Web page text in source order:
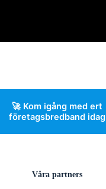
🚀 Kom igång med ert
företagsbredband idag
Våra partners